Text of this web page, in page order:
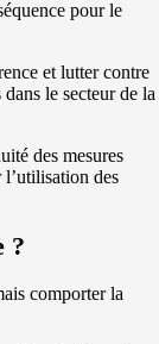
pour le
et lutter contre
le secteur de la
des mesures
l’utilisation des
?
comporter la